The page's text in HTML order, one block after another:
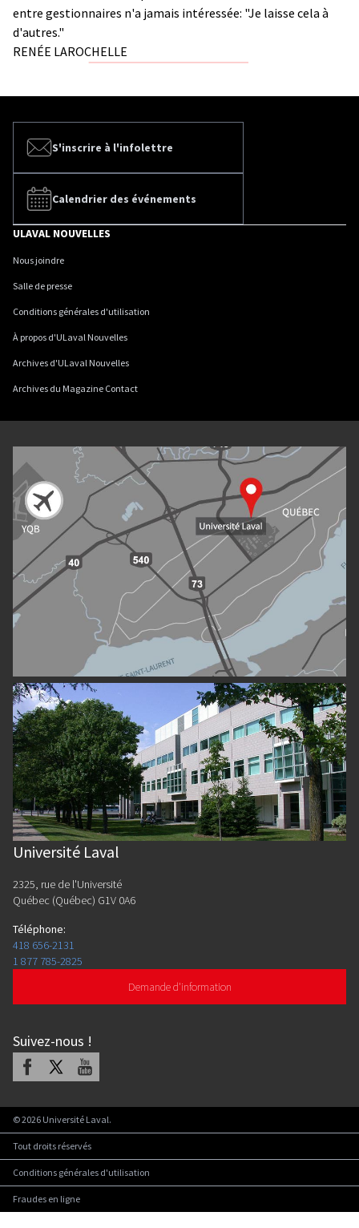
entre gestionnaires n'a jamais intéressée: "Je laisse cela à
d'autres."
RENÉE LAROCHELLE
S'inscrire à l'infolettre
Calendrier des événements
ULAVAL NOUVELLES
Nous joindre
Salle de presse
Conditions générales d'utilisation
À propos d'ULaval Nouvelles
Archives d'ULaval Nouvelles
Archives du Magazine Contact
Université Laval
2325, rue de l'Université
Québec (Québec) G1V 0A6
Téléphone:
418 656-2131
1 877 785-2825
Demande d'information
Suivez-nous !
Facebook Youtube
©2026 Université Laval.
Tout droits réservés
Conditions générales d'utilisation
Fraudes en ligne